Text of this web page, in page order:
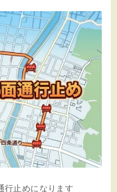
行止めになります